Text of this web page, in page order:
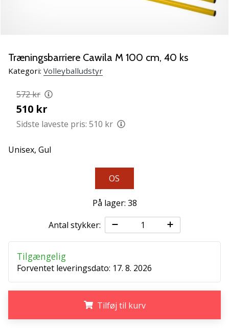
du
den
hobby
som
os?
Så
os
2 min. Læsning
Weplayvolleyball
affiliate
program
Har
egen
Træningsbarriere Cawila M 100 cm, 40 ks
Kategori: Volleyballudstyr
572 kr
510 kr
Sidste laveste pris: 510 kr
Unisex, Gul
OS
På lager: 38
Antal stykker:
Tilgængelig
Forventet leveringsdato: 17. 8. 2026
Tilføj til kurv